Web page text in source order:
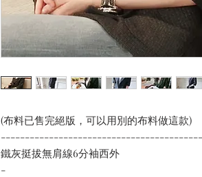
(布料已售完絕版，可以用別的布料做這款)
鐵灰挺拔無肩線6分袖西外
-